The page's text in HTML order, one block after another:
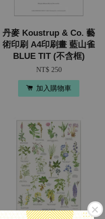
丹麥 Koustrup & Co. 藝
術印刷 A4印刷畫 藍山雀
BLUE TIT (不含框)
NT$ 250
加入購物車